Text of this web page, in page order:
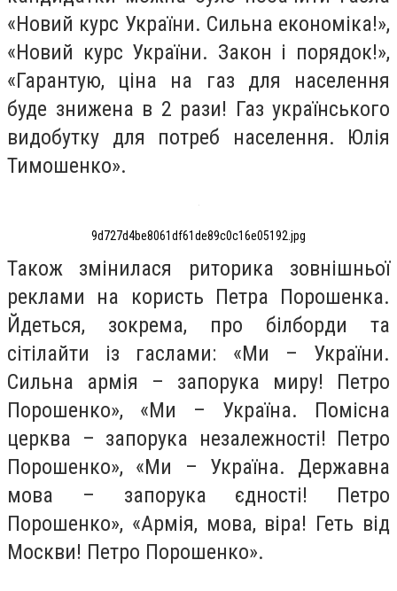
«Новий курс України. Сильна економіка!»,
«Новий курс України. Закон і порядок!»,
«Гарантую, ціна на газ для населення
буде знижена в 2 рази! Газ українського
видобутку для потреб населення. Юлія
Тимошенко».
9d727d4be8061df61de89c0c16e05192.jpg
Також змінилася риторика зовнішньої
реклами на користь Петра Порошенка.
Йдеться, зокрема, про білборди та
сітілайти із гаслами: «Ми – України.
Сильна армія – запорука миру! Петро
Порошенко», «Ми – Україна. Помісна
церква – запорука незалежності! Петро
Порошенко», «Ми – Україна. Державна
мова – запорука єдності! Петро
Порошенко», «Армія, мова, віра! Геть від
Москви! Петро Порошенко».